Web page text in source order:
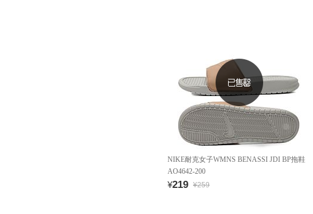
NIKE耐克女子WMNS BENASSI JDI BP拖鞋
AO4642-200
¥219 ¥259